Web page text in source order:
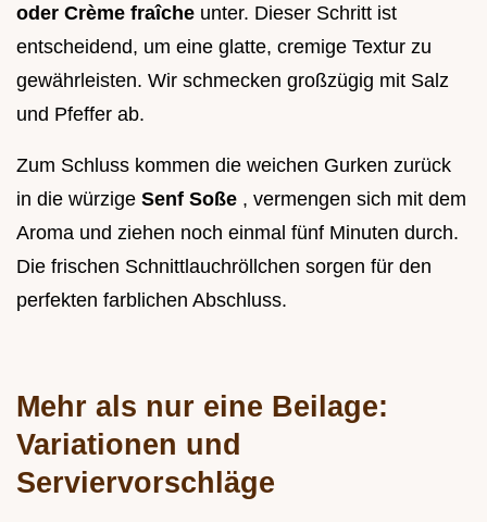
oder Crème fraîche unter. Dieser Schritt ist
entscheidend, um eine glatte, cremige Textur zu
gewährleisten. Wir schmecken großzügig mit Salz
und Pfeffer ab.
Zum Schluss kommen die weichen Gurken zurück
in die würzige Senf Soße , vermengen sich mit dem
Aroma und ziehen noch einmal fünf Minuten durch.
Die frischen Schnittlauchröllchen sorgen für den
perfekten farblichen Abschluss.
Mehr als nur eine Beilage:
Variationen und
Serviervorschläge